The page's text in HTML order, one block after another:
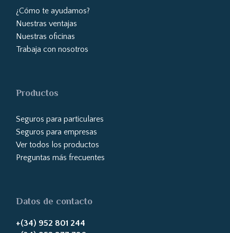
¿Cómo te ayudamos?
Nuestras ventajas
Nuestras oficinas
Trabaja con nosotros
Productos
Seguros para particulares
Seguros para empresas
Ver todos los productos
Preguntas más frecuentes
Datos de contacto
+(34) 952 801 244